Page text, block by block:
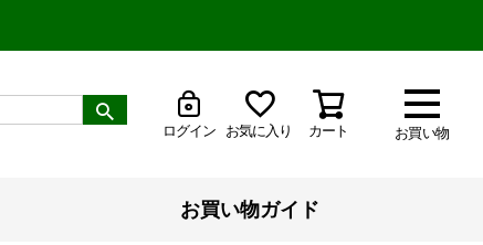
お買い物
ログイン お気に入り カート
お買い物ガイド